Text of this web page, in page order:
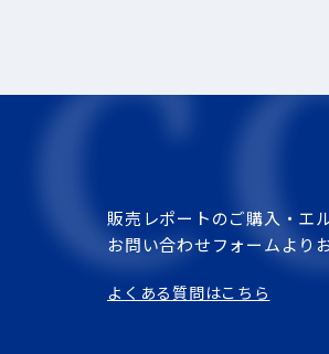
販売レポートのご購入・エ
お問い合わせフォームより
よくある質問はこちら